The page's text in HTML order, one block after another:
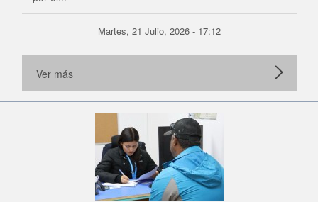
Martes, 21 Julio, 2026 - 17:12
Ver más